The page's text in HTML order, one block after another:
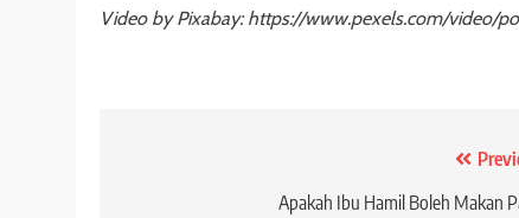
Video by Pixabay: https://www.pexels.com/video/
Apakah Ibu Hamil Boleh Makan